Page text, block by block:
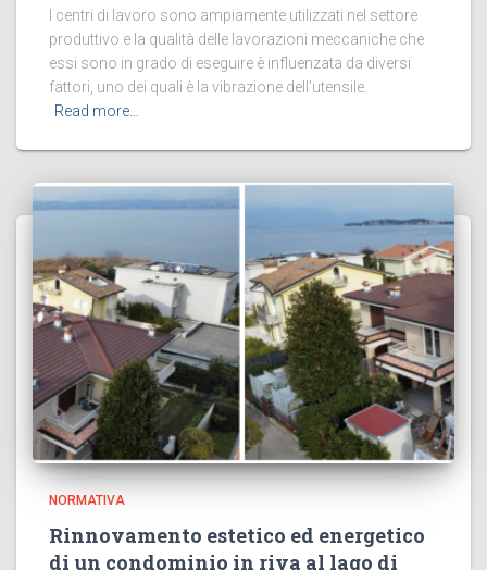
I centri di lavoro sono ampiamente utilizzati nel settore
produttivo e la qualità delle lavorazioni meccaniche che
essi sono in grado di eseguire è influenzata da diversi
fattori, uno dei quali è la vibrazione dell’utensile.
Read more…
NORMATIVA
Rinnovamento estetico ed energetico
di un condominio in riva al lago di